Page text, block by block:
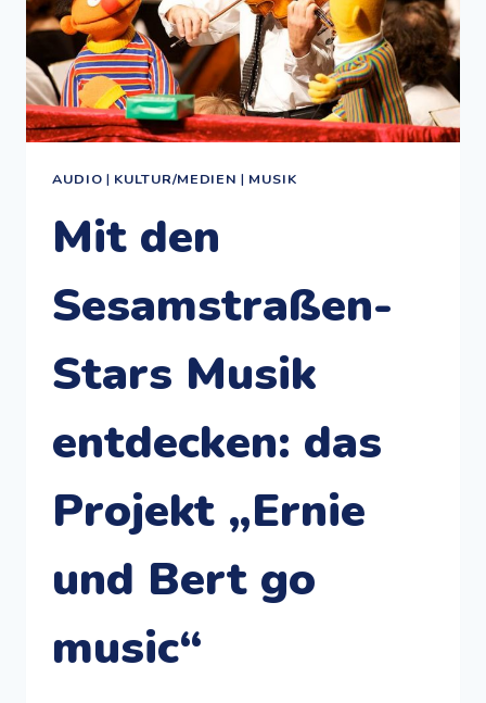
AUDIO | KULTUR/MEDIEN | MUSIK
Mit den
Sesamstraßen-
Stars Musik
entdecken: das
Projekt „Ernie
und Bert go
music“